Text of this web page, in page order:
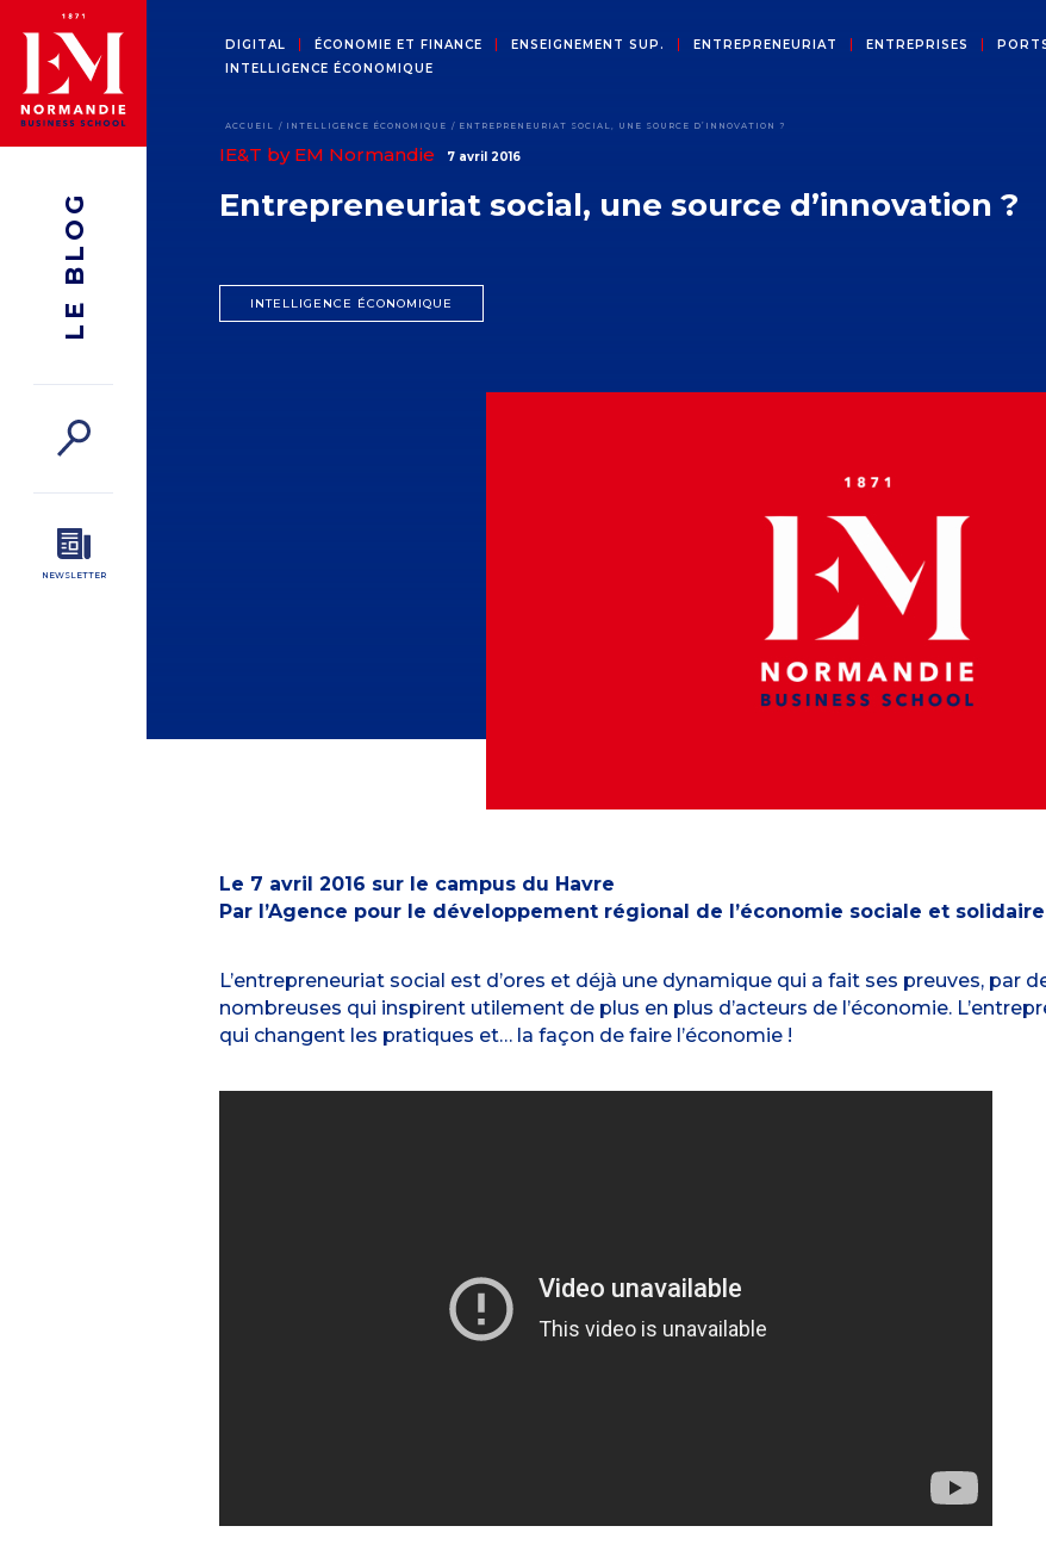
DIGITAL ÉCONOMIE ET FINANCE ENSEIGNEMENT SUP. ENTREPRENEURIAT ENTREPRISES
INTELLIGENCE ÉCONOMIQUE
ACCUEIL INTELLIGENCE ÉCONOMIQUE ENTREPRENEURIAT SOCIAL, UNE SOURCE D’INNOVATION ?
LE BLOG
NEWSLETTER
IE&T by EM Normandie 7 avril 2016
Entrepreneuriat social, une source d’innovation ?
INTELLIGENCE ÉCONOMIQUE
Le 7 avril 2016 sur le campus du Havre
Par l’Agence pour le développement régional de l’économie sociale et solidaire
L’entrepreneuriat social est d’ores et déjà une dynamique qui a fait ses preuves, par
nombreuses qui inspirent utilement de plus en plus d’acteurs de l’économie.
qui changent les pratiques et… la façon de faire l’économie !